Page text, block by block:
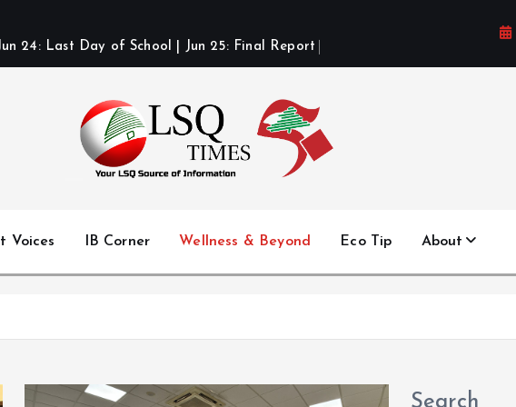
un 24 : Last Day of Sch ool Jun 25: Fin al Rep ort
Voices IB Corner Wellness & Beyond Eco Tip About
Search